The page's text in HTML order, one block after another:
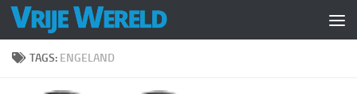
Doorgaan naar inhoud
TAGS: ENGELAND